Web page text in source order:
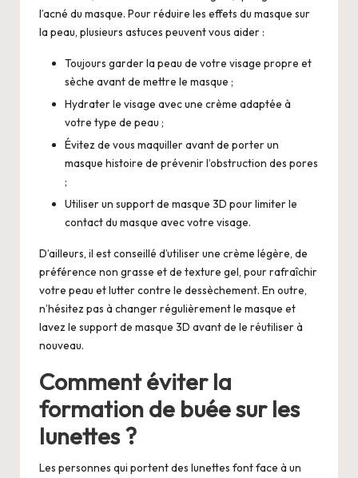
l’acné du masque. Pour réduire les effets du masque sur
la peau, plusieurs astuces peuvent vous aider :
Toujours garder la peau de votre visage propre et
sèche avant de mettre le masque ;
Hydrater le visage avec une crème adaptée à
votre type de peau ;
Évitez de vous maquiller avant de porter un
masque histoire de prévenir l’obstruction des pores
;
Utiliser un support de masque 3D pour limiter le
contact du masque avec votre visage.
D’ailleurs, il est conseillé d’utiliser une crème légère, de
préférence non grasse et de texture gel, pour rafraîchir
votre peau et lutter contre le dessèchement. En outre,
n’hésitez pas à changer régulièrement le masque et
lavez le support de masque 3D avant de le réutiliser à
nouveau.
Comment éviter la
formation de buée sur les
lunettes ?
Les personnes qui portent des lunettes font face à un